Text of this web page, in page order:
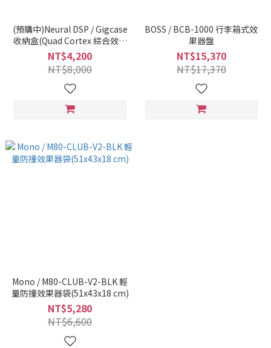
(預購中)Neural DSP / Gigcase
收納盒(Quad Cortex 綜合效果
器 專用)
NT$4,200
NT$8,000
BOSS / BCB-1000 行李箱式效
果器盤
NT$15,370
NT$17,370
Mono / M80-CLUB-V2-BLK 輕
量防撞效果器袋(51x43x18 cm)
NT$5,280
NT$6,600